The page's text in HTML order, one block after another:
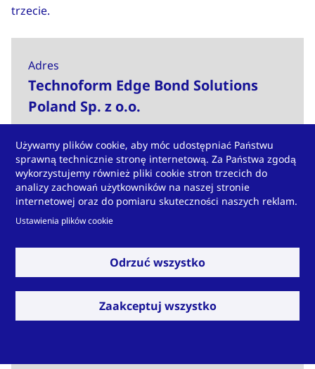
trzecie.
Adres
Technoform Edge Bond Solutions
Poland Sp. z o.o.
32-050 Skawina
Polska
Contact Person
Marcin Knapik
Extrusion Manager
Używamy plików cookie, aby móc udostępniać Państwu
sprawną technicznie stronę internetową. Za Państwa zgodą
wykorzystujemy również pliki cookie stron trzecich do
analizy zachowań użytkowników na naszej stronie
internetowej oraz do pomiaru skuteczności naszych reklam.
Ustawienia plików cookie
Odrzuć wszystko
Zaakceptuj wszystko